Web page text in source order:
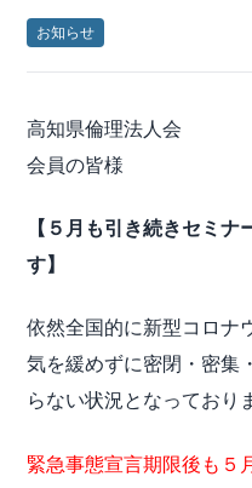
お知らせ
高知県倫理法人会
会員の皆様
【５月も引き続きセミ
す】
依然全国的に新型コロナ
気を緩めずに密閉・密集
らない状況となっており
緊急事態宣言期限後も５